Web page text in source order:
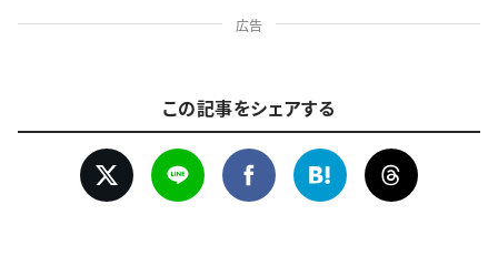
広告
この記事をシェアする